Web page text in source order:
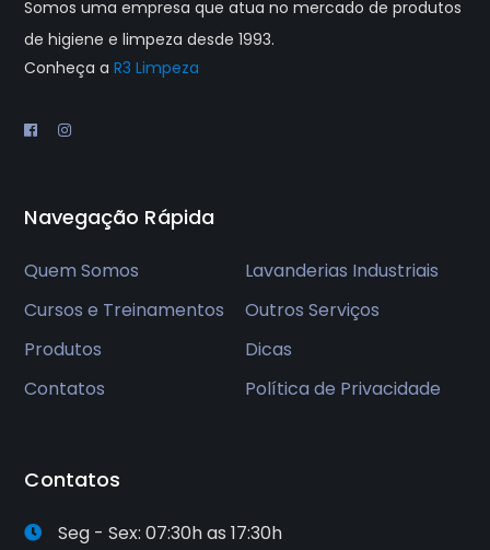
Somos uma empresa que atua no mercado de produtos
de higiene e limpeza desde 1993.
Conheça aR3 Limpeza
Navegação Rápida
Quem Somos
Lavanderias Industriais
Cursos e Treinamentos
Outros Serviços
Produtos
Dicas
Contatos
Política de Privacidade
Contatos
Seg - Sex: 07:30h as 17:30h